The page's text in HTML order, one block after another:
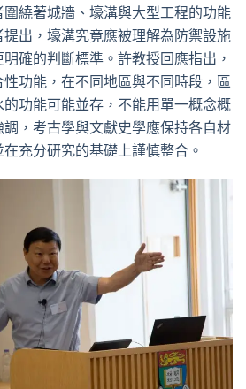
繞著城牆、壕溝與大型工程的功能
出，壕溝究竟應被理解為防禦設施
確的判斷標準。許教授回應指出，
功能，在不同地區與不同時段，區
功能可能並存，不能用單一概念概
，考古學與文獻史學應保持各自材
充分研究的基礎上謹慎整合。